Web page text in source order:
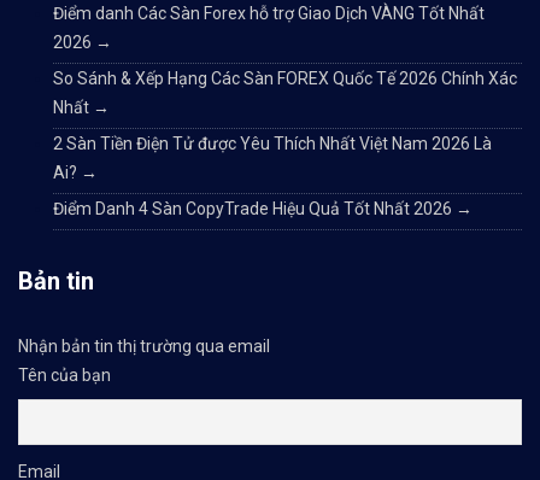
Điểm danh Các Sàn Forex hỗ trợ Giao Dịch VÀNG Tốt Nhất
2026 →
So Sánh & Xếp Hạng Các Sàn FOREX Quốc Tế 2026 Chính Xác
Nhất →
2 Sàn Tiền Điện Tử được Yêu Thích Nhất Việt Nam 2026 Là
Ai? →
Điểm Danh 4 Sàn CopyTrade Hiệu Quả Tốt Nhất 2026 →
Bản tin
Nhận bản tin thị trường qua email
Tên của bạn
Email